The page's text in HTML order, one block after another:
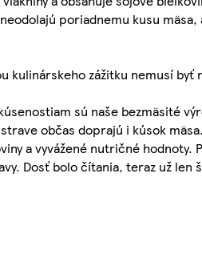
poriadnemu kusu
kulinárskeho zážitku nemusí
sú naše bezmäsité
občas doprajú i kúsok
a vyvážené nutričné
Dosť bolo čítania, teraz už len